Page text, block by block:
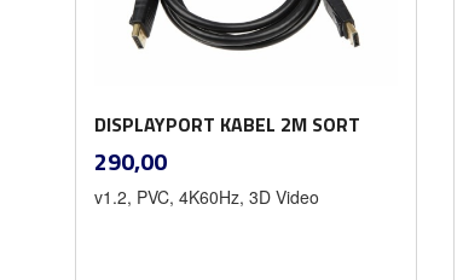
DISPLAYPORT KABEL 2M SORT
Pris
290,00mva.
v1.2, PVC, 4K60Hz, 3D Video